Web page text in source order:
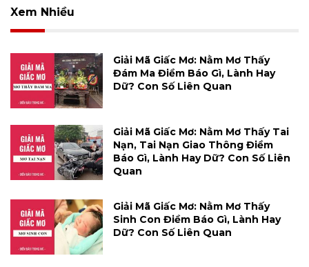
Xem Nhiều
Giải Mã Giấc Mơ: Nằm Mơ Thấy
Đám Ma Điềm Báo Gì, Lành Hay
Dữ? Con Số Liên Quan
Giải Mã Giấc Mơ: Nằm Mơ Thấy Tai
Nạn, Tai Nạn Giao Thông Điềm
Báo Gì, Lành Hay Dữ? Con Số Liên
Quan
Giải Mã Giấc Mơ: Nằm Mơ Thấy
Sinh Con Điềm Báo Gì, Lành Hay
Dữ? Con Số Liên Quan